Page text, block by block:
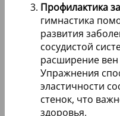
Профилактика
гимнастика
развития
сосудистой
расширение
Упражнения
эластичности
стенок, что
здоровья.